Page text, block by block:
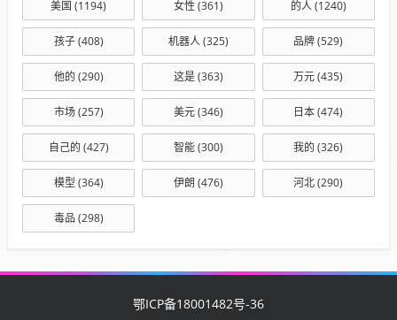
美国 (1194) 女性 (361) 的人(1240)
孩子(408) 机器人(325) 品牌(529)
他的 (290) 这是(363) 万元(435)
市场(257) 美元(346) 日本(474)
自己的 (427) 智能(300) 我的 (326)
模型 (364) 伊朗 (476) 河北(290)
毒品 (298)
鄂ICP备18001482号-36